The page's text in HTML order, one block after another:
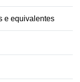
e equivalentes